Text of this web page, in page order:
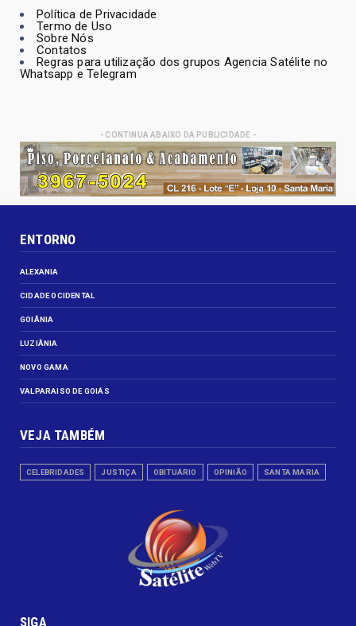
Política de Privacidade
Termo de Uso
Sobre Nós
Contatos
Regras para utilização dos grupos Agencia Satélite no
Whatsapp e Telegram
- CONTINUA ABAIXO DA PUBLICIDADE -
ENTORNO
ALEXANIA
CIDADE OCIDENTAL
GOIÂNIA
LUZIÂNIA
NOVO GAMA
VALPARAISO DE GOIÁS
VEJA TAMBÉM
CELEBRIDADES JUSTIÇA OBITUÁRIO OPINIÃO SANTA MARIA
SIGA